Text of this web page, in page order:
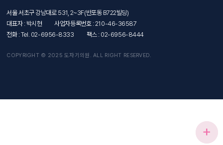
서울 서초구 강남대로 531, 2~3F(반포동 B722빌딩)
대표자 : 박시현
사업자등록번호 : 210-46-36587
전화 : Tel. 02-6956-8333
팩스 : 02-6956-8444
COPYRIGHT © 2025 도자기의원. ALL RIGHT RESERVED.
+